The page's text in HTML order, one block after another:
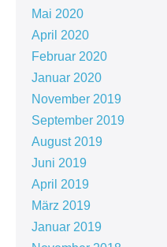
Mai 2020
April 2020
Februar 2020
Januar 2020
November 2019
September 2019
August 2019
Juni 2019
April 2019
März 2019
Januar 2019